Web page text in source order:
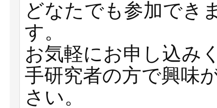
どなたでも参加でき
す。
お気軽にお申し込み
手研究者の方で興味
さい。